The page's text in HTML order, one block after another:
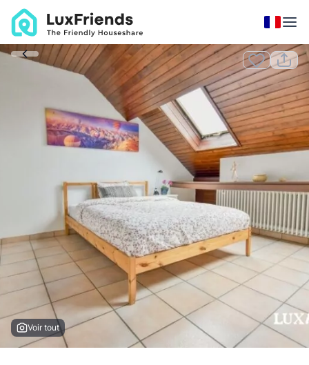
Voir tout